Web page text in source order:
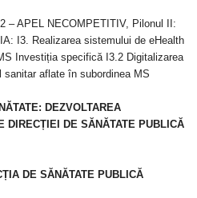
– APEL NECOMPETITIV, Pilonul II:
I3. Realizarea sistemului de eHealth
Investiția specifică I3.2 Digitalizarea
aflate în subordinea MS
DEZVOLTAREA
DIRECȚIEI DE SĂNĂTATE PUBLICĂ
DE SĂNĂTATE PUBLICĂ